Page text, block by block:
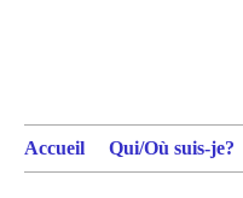
Accueil Qui/Où suis-je?